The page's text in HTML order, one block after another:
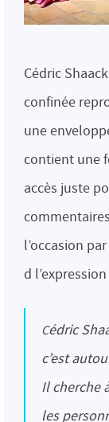
Cédric
confinée
une
contient une
accès juste
l’occasion
d
Cédric Shaack aime faire sourire les gens. Et
c’est
Il cherche
les